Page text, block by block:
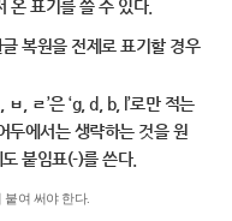
온 표기를 쓸 수 있다.
복원을 전제로 표기할 경우
, ㄹ’은 ‘g, d, b, l’로만 적는
두에서는 생략하는 것을 원
붙임표(-)를 쓴다.
붙여 써야 한다.